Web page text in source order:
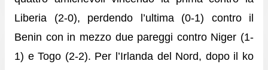
Liberia (2-0), perdendo l’ultima (0-1) contro il
Benin con in mezzo due pareggi contro Niger (1-
1) e Togo (2-2). Per l’Irlanda del Nord, dopo il ko